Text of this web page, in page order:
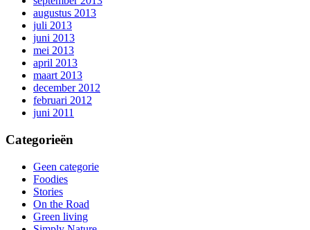
augustus 2013
juli 2013
juni 2013
mei 2013
april 2013
maart 2013
december 2012
februari 2012
juni 2011
Categorieën
Geen categorie
Foodies
Stories
On the Road
Green living